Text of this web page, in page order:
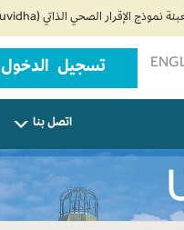
تسجيل الدخول
اتصل بنا